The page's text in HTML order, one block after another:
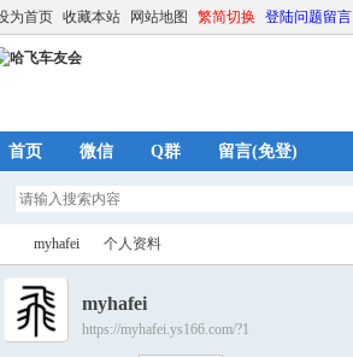
为首页 收藏本站 网站地图 繁简切换 登陆问题留言
首页 微信 Q群 留言(免登)
›
myhafei 个人资料
myhafei
https://myhafei.ys166.com/?1